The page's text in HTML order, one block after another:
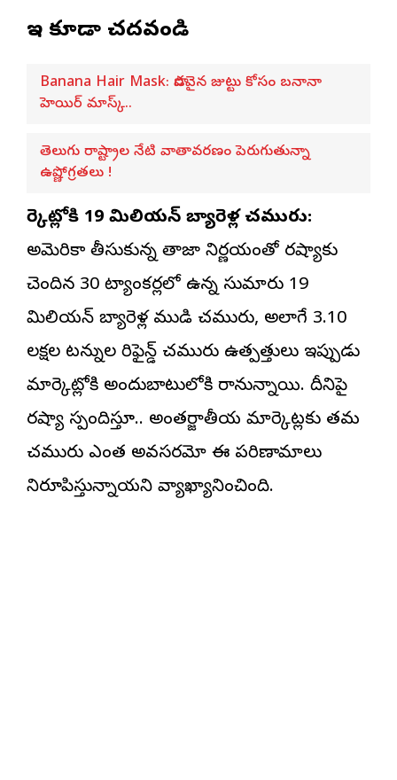
ఇవి కూడా చదవండి
Banana Hair Mask: పొడవైన జుట్టు కోసం బనానా
హెయిర్ మాస్క్..
తెలుగు రాష్ట్రాల నేటి వాతావరణం పెరుగుతున్నా
ఉష్ణోగ్రతలు !
మార్కెట్లోకి 19 మిలియన్ బ్యారెళ్ల చమురు:
అమెరికా తీసుకున్న తాజా నిర్ణయంతో రష్యాకు
చెందిన 30 ట్యాంకర్లలో ఉన్న సుమారు 19
మిలియన్ బ్యారెళ్ల ముడి చమురు, అలాగే 3.10
లక్షల టన్నుల రిఫైన్డ్ చమురు ఉత్పత్తులు ఇప్పుడు
మార్కెట్లోకి అందుబాటులోకి రానున్నాయి. దీనిపై
రష్యా స్పందిస్తూ.. అంతర్జాతీయ మార్కెట్లకు తమ
చమురు ఎంత అవసరమో ఈ పరిణామాలు
నిరూపిస్తున్నాయని వ్యాఖ్యానించింది.